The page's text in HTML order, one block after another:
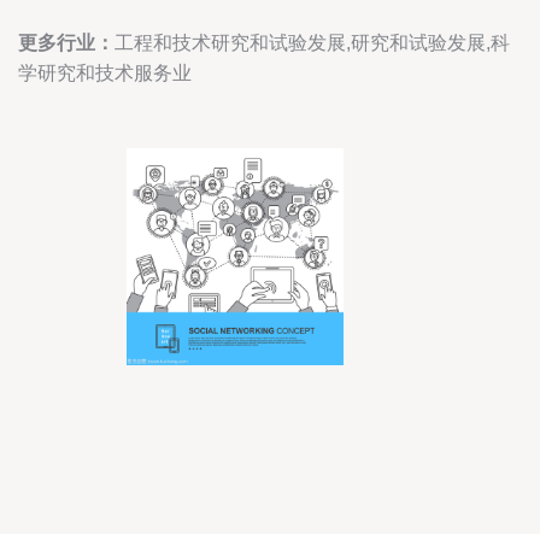
更多行业： 工程和技术研究和试验发展,研究和试验发展,科
学研究和技术服务业